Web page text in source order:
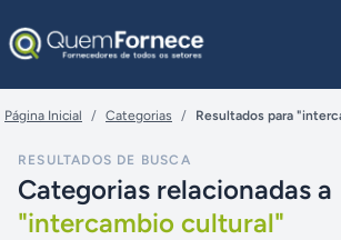
Página Inicial / Categorias / Resultados para
RESULTADOS DE BUSCA
Categorias relacionadas a
"intercambio cultural"